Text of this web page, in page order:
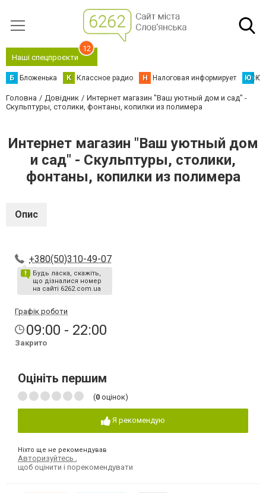
Наші спецпроєкти
12
Б Бложенька К Классное радио Н Налоговая информирует Ю
Головна Довідник
Интернет магазин "Ваш уютный дом и сад" -
Скульптуры, столики, фонтаны, копилки из полимера
Интернет магазин "Ваш уютный дом
и сад" - Скульптуры, столики,
фонтаны, копилки из полимера
Опис
+380(50)310-49-07
Будь ласка, скажіть,
що дізналися номер
на сайті 6262.com.ua
Графік роботи
09:00 - 22:00
Закрито
Оцініть першим
(0 оцінок)
Я рекомендую
Ніхто ще не рекомендував
Авторизуйтесь
щоб оцінити і порекомендувати